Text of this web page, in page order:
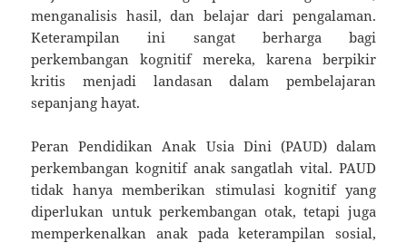
menganalisis hasil, dan belajar dari pengalaman.
Keterampilan ini sangat berharga bagi
perkembangan kognitif mereka, karena berpikir
kritis menjadi landasan dalam pembelajaran
sepanjang hayat.
Peran Pendidikan Anak Usia Dini (PAUD) dalam
perkembangan kognitif anak sangatlah vital. PAUD
tidak hanya memberikan stimulasi kognitif yang
diperlukan untuk perkembangan otak, tetapi juga
memperkenalkan anak pada keterampilan sosial,